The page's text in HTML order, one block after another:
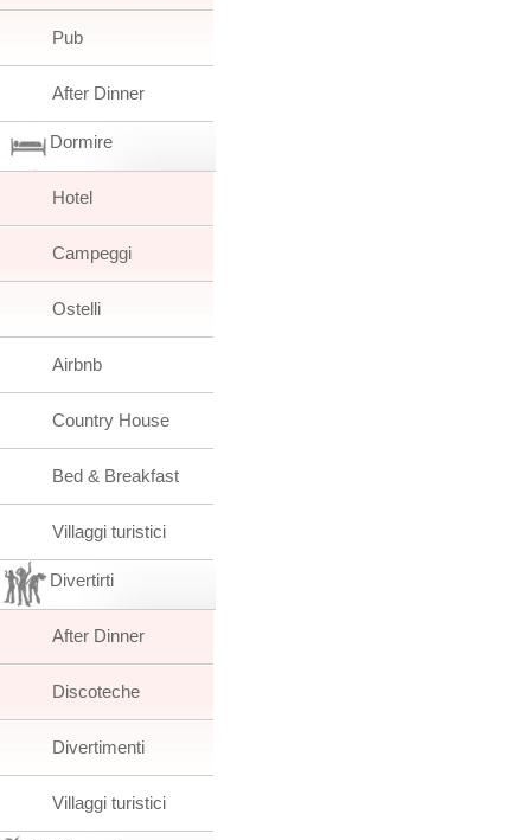
Pub
After Dinner
Dormire
Hotel
Campeggi
Ostelli
Airbnb
Country House
Bed & Breakfast
Villaggi turistici
Divertirti
After Dinner
Discoteche
Divertimenti
Villaggi turistici